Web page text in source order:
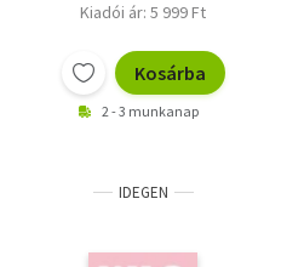
Kiadói ár: 5 999 Ft
Kosárba
2 - 3 munkanap
IDEGEN